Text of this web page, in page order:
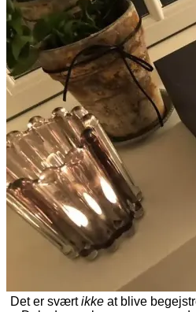
Det er sværtikkeat blive